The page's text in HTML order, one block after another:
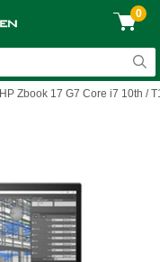
0
HP Zbook 17 G7 Core i7 10th /